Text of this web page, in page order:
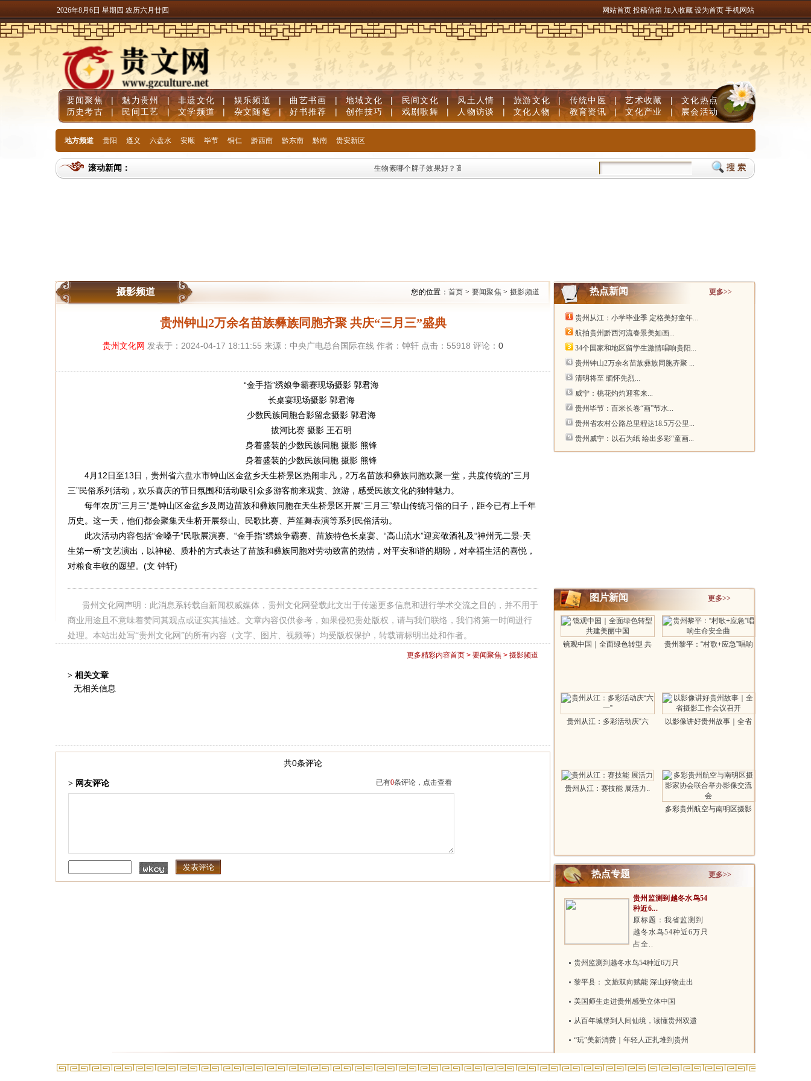
2026年8月6日 星期四 农历六月廿四 网站首页 投稿信箱 加入收藏 设为首页 手机网站
要闻聚焦 | 魅力贵州 | 非遗文化 | 娱乐频道 | 曲艺书画 | 地域文化 | 民间文化 | 风土人情 | 旅游文化 | 传统中医 | 艺术收藏 | 文化热点
历史考古
| 民间工艺 | 文学频道 | 杂文随笔 | 好书推荐 | 创作技巧 | 戏剧歌舞 | 人物访谈 | 文化人物 | 教育资讯 | 文化产业 | 展会活动
地方频道 贵阳 遵义 六盘水 安顺 毕节 铜仁 黔西南 黔东南 黔南 贵安新区
滚动新闻： 生物素哪个牌子效果好？高口碑生物素品牌优质榜单，足量维生素B族固发防脱清白发 儿童补脑产品如何挑选？DHA补脑品牌严选榜
摄影频道 您的位置： 首页 > 要闻聚焦> 摄影频道
贵州钟山2万余名苗族彝族同胞齐聚 共庆“三月三”盛典
贵州文化网 发表于：2024-04-17 18:11:55 来源：中央广电总台国际在线 作者：钟轩 点击： 55918 评论： 0
“金手指”绣娘争霸赛现场摄影 郭君海
长桌宴现场摄影 郭君海
少数民族同胞合影留念摄影 郭君海
拔河比赛 摄影 王石明
身着盛装的少数民族同胞 摄影 熊锋
身着盛装的少数民族同胞 摄影 熊锋
4月12日至13日，贵州省六盘水市钟山区金盆乡天生桥景区热闹非凡，2万名苗族和彝族同胞欢聚一堂，共度传统的“三月
三”民俗系列活动，欢乐喜庆的节日氛围和活动吸引众多游客前来观赏、旅游，感受民族文化的独特魅力。
每年农历“三月三”是钟山区金盆乡及周边苗族和彝族同胞在天生桥景区开展“三月三”祭山传统习俗的日子，距今已有上千年
历史。这一天，他们都会聚集天生桥开展祭山、民歌比赛、芦笙舞表演等系列民俗活动。
此次活动内容包括“金嗓子”民歌展演赛、“金手指”绣娘争霸赛、苗族特色长桌宴、“高山流水”迎宾敬酒礼及“神州无二景·天
生第一桥”文艺演出，以神秘、质朴的方式表达了苗族和彝族同胞对劳动致富的热情，对平安和谐的期盼，对幸福生活的喜悦，
对粮食丰收的愿望。(文 钟轩)
贵州文化网声明：此消息系转载自新闻权威媒体，贵州文化网登载此文出于传递更多信息和进行学术交流之目的，并不用于
商业用途且不意味着赞同其观点或证实其描述。文章内容仅供参考，如果侵犯贵处版权，请与我们联络，我们将第一时间进行
处理。本站出处写“贵州文化网”的所有内容（文字、图片、视频等）均受版权保护，转载请标明出处和作者。
更多精彩内容首页 > 要闻聚焦 > 摄影频道
> 相关文章
无相关信息
共0条评论
> 网友评论 已有0条评论，点击查看
热点新闻 更多>>
贵州从江：小学毕业季 定格美好童年...
航拍贵州黔西河流春景美如画...
34个国家和地区留学生激情唱响贵阳...
贵州钟山2万余名苗族彝族同胞齐聚 ...
清明将至 缅怀先烈...
威宁：桃花灼灼迎客来...
贵州毕节：百米长卷“画”节水...
贵州省农村公路总里程达18.5万公里...
贵州威宁：以石为纸 绘出多彩“童画...
图片新闻 更多>>
镜观中国｜全面绿色转型 共
贵州黎平：“村歌+应急”唱响
贵州从江：多彩活动庆“六
以影像讲好贵州故事｜全省
贵州从江：赛技能 展活力..
多彩贵州航空与南明区摄影
热点专题 更多>>
贵州监测到越冬水鸟54
种近6...
原标题：我省监测到
越冬水鸟54种近6万只
占全..
贵州监测到越冬水鸟54种近6万只
黎平县： 文旅双向赋能 深山好物走出
美国师生走进贵州感受立体中国
从百年城堡到人间仙境，读懂贵州双遗
“玩”美新消费｜年轻人正扎堆到贵州